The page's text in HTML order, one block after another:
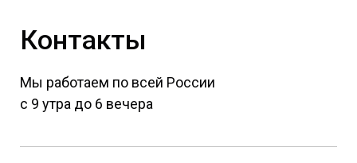
Контакты
Мы работаем по всей России
с 9 утра до 6 вечера